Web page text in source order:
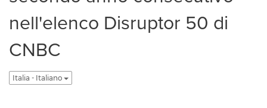
nell'elenco Disruptor 50 di
CNBC
Italia - Italiano